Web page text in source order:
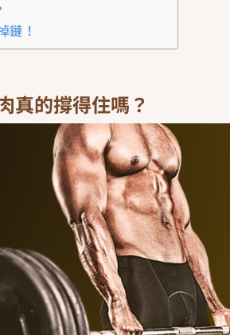
鏈！
真的撐得住嗎？